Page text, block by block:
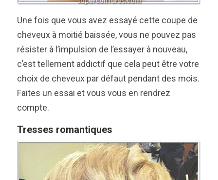
Une fois que vous avez essayé cette coupe de
cheveux à moitié baissée, vous ne pouvez pas
résister à l’impulsion de l’essayer à nouveau,
c’est tellement addictif que cela peut être votre
choix de cheveux par défaut pendant des mois.
Faites un essai et vous vous en rendrez
compte.
Tresses romantiques